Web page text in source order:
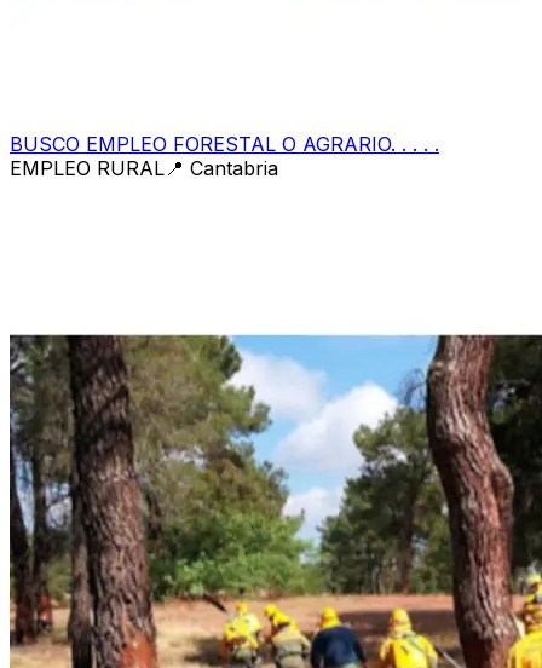
BUSCO EMPLEO FORESTAL O AGRARIO. . . . .
EMPLEO RURAL 📍 Cantabria